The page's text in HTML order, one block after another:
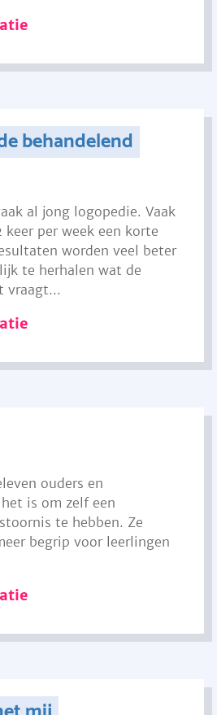
behandelend
al jong logopedie. Vaak
per week een korte
worden veel beter
te herhalen wat de
vraagt...
ouders en
is om zelf een
te hebben. Ze
begrip voor leerlingen